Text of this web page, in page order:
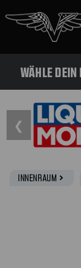
WÄHLE DEIN
❮
INNENRAUM navigate_next